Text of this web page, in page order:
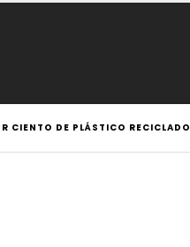
CIENTO DE PLÁSTICO RECICLADO